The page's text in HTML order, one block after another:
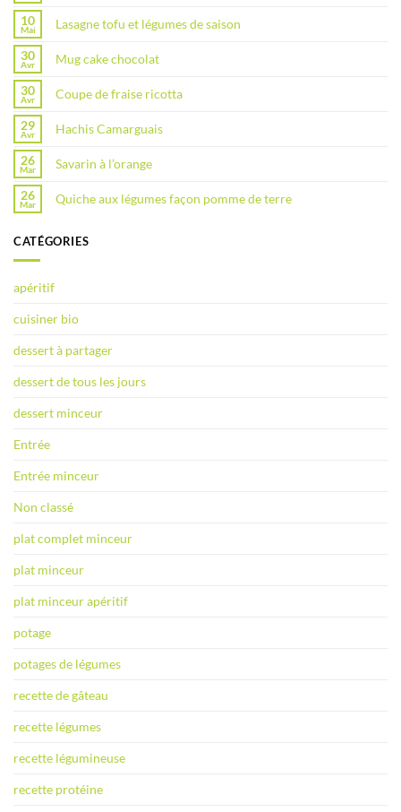
10
Mai Lasagne tofu et légumes de saison
30
Avr Mug cake chocolat
30
Avr Coupe de fraise ricotta
29
Avr Hachis Camarguais
26
Mar Savarin à l’orange
26
Mar Quiche aux légumes façon pomme de terre
CATÉGORIES
apéritif
cuisiner bio
dessert à partager
dessert de tous les jours
dessert minceur
Entrée
Entrée minceur
Non classé
plat complet minceur
plat minceur
plat minceur apéritif
potage
potages de légumes
recette de gâteau
recette légumes
recette légumineuse
recette protéine